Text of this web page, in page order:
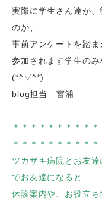
実際に学生さん達が
のか、
事前アンケートを踏ま
参加されます学生の
(*^▽^*)
blog担当 宮浦
＊＊＊＊＊＊＊＊＊
＊＊＊＊＊＊＊＊＊
ツカザキ病院とお友
でお友達になると…
休診案内や、お役立